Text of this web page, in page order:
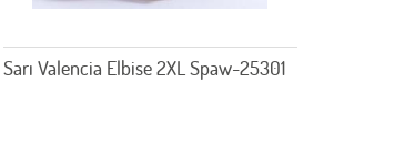
Sarı Valencia Elbise 2XL Spaw-25301